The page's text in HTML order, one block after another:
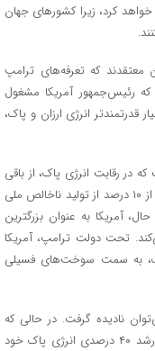
کرد، زیرا کشورهای جهان
معتقدند که تعرفه‌های ترامپ
رئیس‌جمهور آمریکا مشغول
انرژی ارزان و پاک،
رقابت انرژی پاک، از باقی
جهان پیش افتاده است. فناوری‌های انرژی پاک بیش از ۱۰ درصد از تولید ناخالص ملی
در همین حال، آمریکا به عنوان بزرگترین
تحت دولت ترامپ، آمریکا
به سمت سوخت‌های فسیلی
نادیده گرفت. در حالی که
دومین اقتصاد بزرگ جهان در سال ۲۰۲۴، از سرعت رشد ۴۰ درصدی انرژی پاک خود